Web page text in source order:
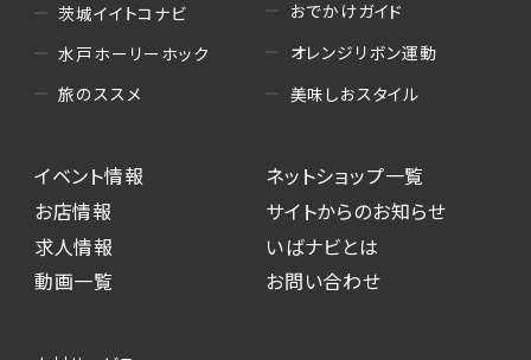
茨城イイトコナビ
水戸ホーリーホック
旅のススメ
おでかけガイド
オレンジリボン運動
美味しおスタイル
イベント情報
お店情報
求人情報
動画一覧
ネットショップ一覧
サイトからのお知らせ
いばナビとは
お問い合わせ